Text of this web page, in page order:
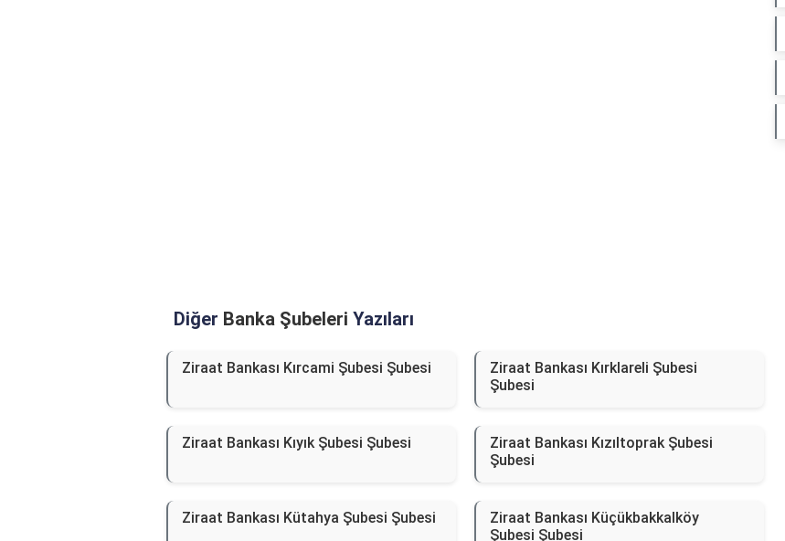
Diğer Banka Şubeleri Yazıları
Ziraat Bankası Kırcami Şubesi Şubesi
Ziraat Bankası Kırklareli Şubesi
Şubesi
Ziraat Bankası Kıyık Şubesi Şubesi
Ziraat Bankası Kızıltoprak Şubesi
Şubesi
Ziraat Bankası Kütahya Şubesi Şubesi
Ziraat Bankası Küçükbakkalköy
Şubesi Şubesi